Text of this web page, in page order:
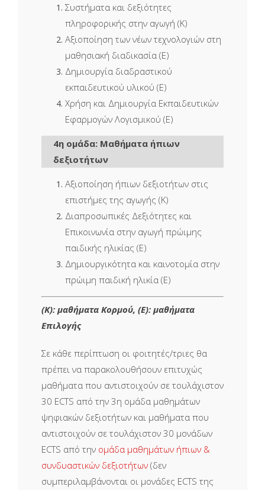
Συστήματα και δεξιότητες
πληροφορικής στην αγωγή (Κ)
Αξιοποίηση των νέων τεχνολογιών στη
μαθησιακή διαδικασία (Ε)
Δημιουργία διαδραστικού
εκπαιδευτικού υλικού (Ε)
Χρήση και Δημιουργία Εκπαιδευτικών
Εφαρμογών Λογισμικού (Ε)
4η ομάδα: Μαθήματα ήπιων
δεξιοτήτων
Αξιοποίηση ήπιων δεξιοτήτων στις
επιστήμες της αγωγής (Κ)
Διαπροσωπικές Δεξιότητες και
Επικοινωνία στην αγωγή πρώιμης
παιδικής ηλικίας (Ε)
Δημιουργικότητα και καινοτομία στην
πρώιμη παιδική ηλικία (Ε)
(Κ): μαθήματα Κορμού, (Ε): μαθήματα
Επιλογής
Σε κάθε περίπτωση οι φοιτητές/τριες θα
πρέπει να παρακολουθήσουν επιτυχώς
μαθήματα που αντιστοιχούν σε τουλάχιστον
30 ECTS από την 3η ομάδα μαθημάτων
ψηφιακών δεξιοτήτων και μαθήματα που
αντιστοιχούν σε τουλάχιστον 30 μονάδων
ECTS από την ομάδα μαθημάτων ήπιων &
συνδυαστικών δεξιοτήτων (δεν
συμπεριλαμβάνονται οι μονάδες ECTS της